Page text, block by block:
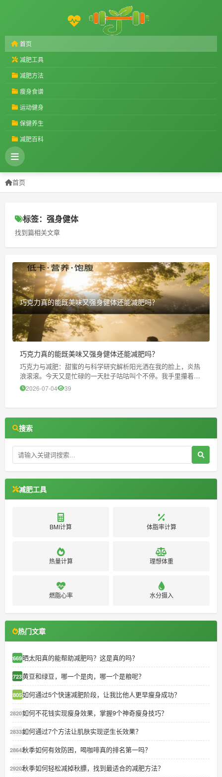
首页
减肥工具
减肥方法
瘦身食谱
运动健身
保健养生
减肥百科
首页
标签：强身健体
找到篇相关文章
巧克力真的能既美味又强身健体还能减肥吗？
巧克力真的能既美味又强身健体还能减肥吗？
巧克力与减肥：甜蜜的与科学研究解析阳光洒在我的脸上，炎热
浪滚滚。今天又是忙碌的一天肚子咕咕叫个不停。我手里攥着一
较小块黑巧克力，犹豫着要不要咬一口。嗯……巧克力， 对吧，
你看。 既能满足口腹之欲，又能带来片刻的舒缓。但减肥期的
2026-07-04 39
搜索
减肥工具
BMI计算 体脂率计算
热量计算 理想体重
燃脂心率 水分摄入
热门文章
26698晒太阳真的能帮助减肥吗？这是真的吗？
27237黄豆和绿豆，哪一个是肉，哪一个是粮呢？
28057如何通过5个快速减肥阶段，让我比他人更早瘦身成功？
28207如何不花钱实现瘦身效果，掌握9个神奇瘦身技巧？
28332如何通过7个方法让肌肤实现逆生长效果？
28642秋季如何有效防困，喝咖啡真的排名第一吗？
29202秋季如何轻松减掉秋膘，找到最适合的减肥方法？